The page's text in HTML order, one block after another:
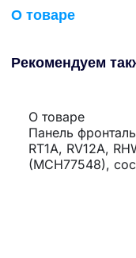
О товаре
Рекомендуем
О товаре
Панель
RT1A, RV12A,
(MCH77548),